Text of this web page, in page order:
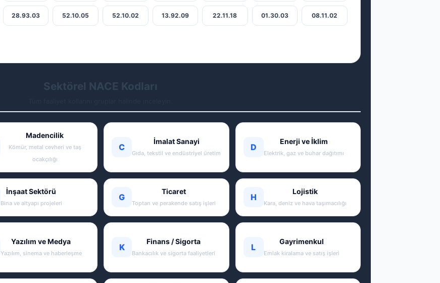
28.93.03 52.10.05 52.10.02 13.92.09 22.11.18 01.30.03 08.11.02
Sektörel NACE Kodları
Madencilik
Kömür, metal cevheri ve taş
ocakçılığı
C
İmalat Sanayi
Gıda, tekstil ve endüstriyel üretim
D
Enerji ve İklim
Elektrik, gaz ve buhar dağıtımı
İnşaat Sektörü
Bina ve altyapı projeleri
G
Ticaret
Toptan ve perakende satış işleri
H
Lojistik
Kara, deniz ve hava taşımacılığı
Yazılım ve Medya
Yazılım, sinema ve haberleşme
K
Finans / Sigorta
Bankacılık ve sigorta faaliyetleri
L
Gayrimenkul
Emlak kiralama ve satış işleri